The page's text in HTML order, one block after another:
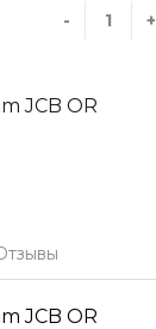
- +
JCB OR
JCB OR